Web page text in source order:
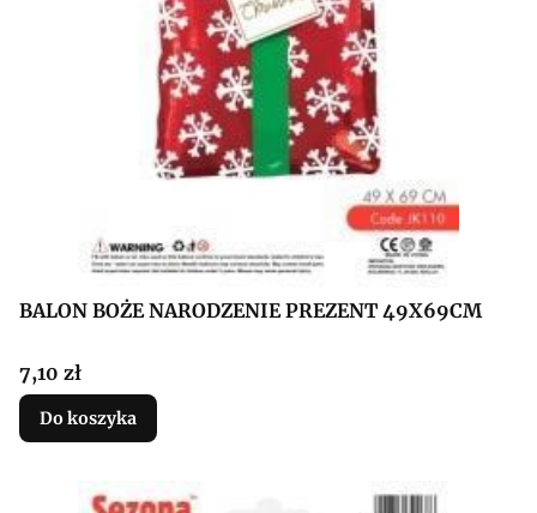
BALON BOŻE NARODZENIE PREZENT 49X69CM
Cena
7,10 zł
Do koszyka